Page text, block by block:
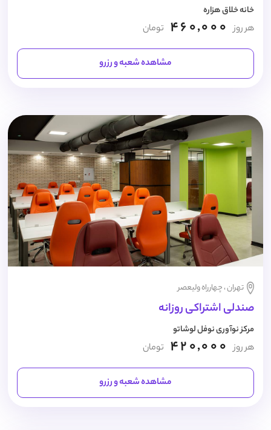
خانه خلاق هزاره
هر روز 460,000 تومان
مشاهده شعبه و رزرو
تهران ، چهارراه ولیعصر
صندلی اشتراکی روزانه
مرکز نوآوری نوفل لوشاتو
هر روز 420,000 تومان
مشاهده شعبه و رزرو